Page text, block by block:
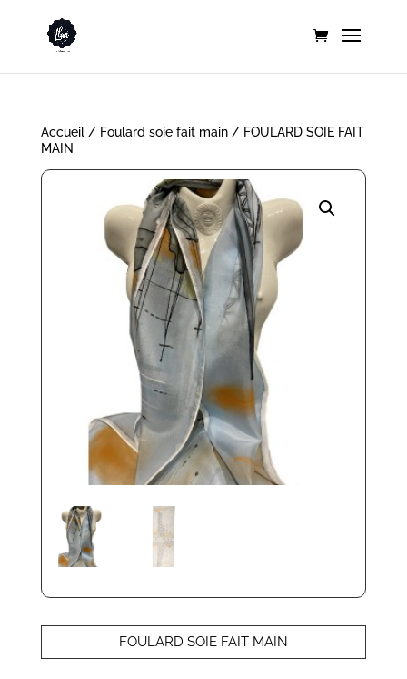
Accueil/ Foulard soie fait main/ FOULARD SOIE FAIT
MAIN
FOULARD SOIE FAIT MAIN